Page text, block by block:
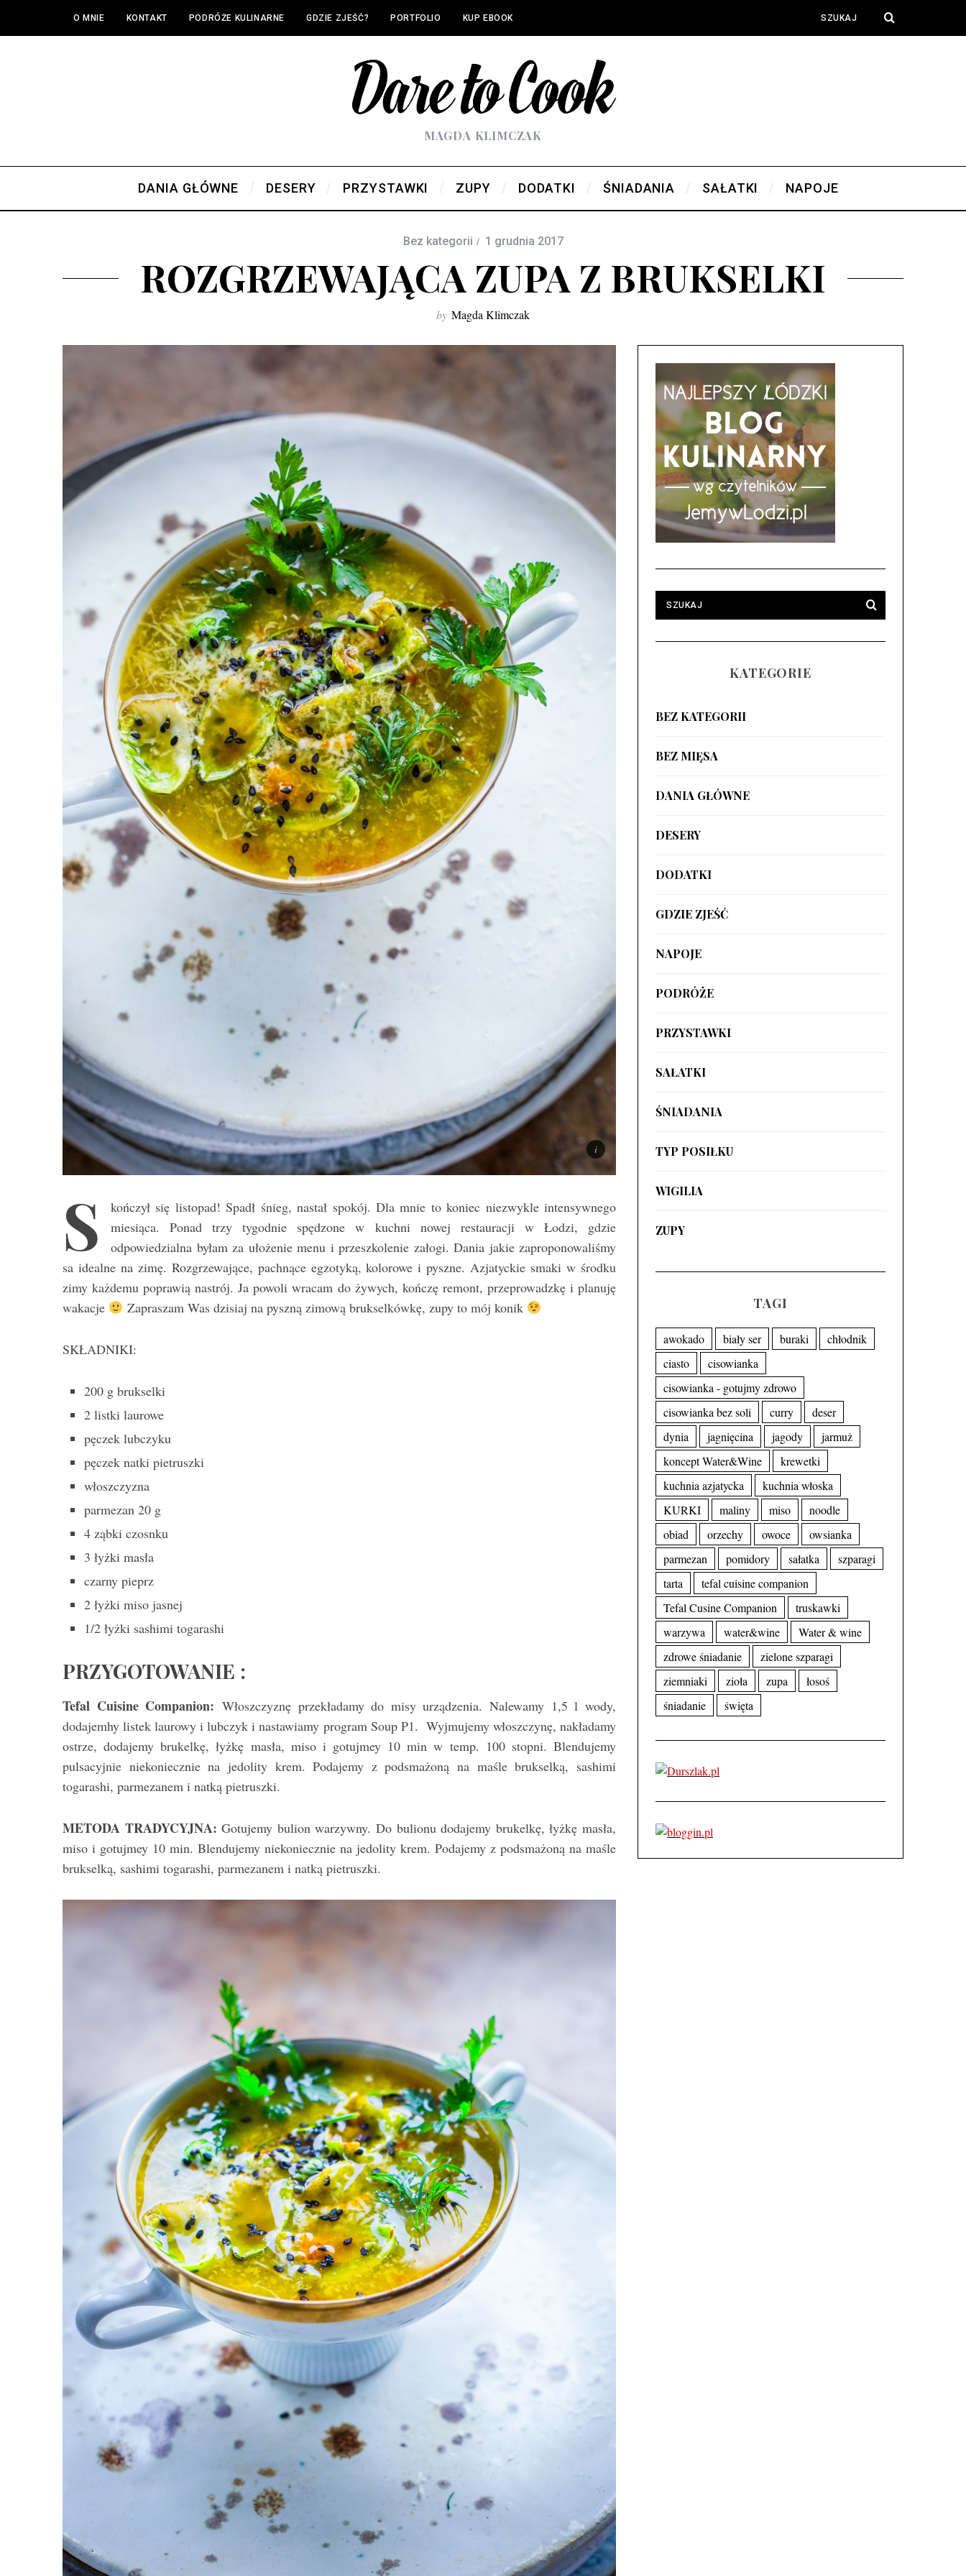
O MNIE KONTAKT PODRÓŻE KULINARNE GDZIE ZJEŚĆ? PORTFOLIO KUP EBOOK
MAGDA KLIMCZAK
DANIA GŁÓWNE DESERY PRZYSTAWKI ZUPY DODATKI ŚNIADANIA SAŁATKI NAPOJE
Bez kategorii 1 grudnia 2017
ROZGRZEWAJĄCA ZUPA Z BRUKSELKI
by Magda Klimczak
S
kończył się listopad! Spadł śnieg, nastał spokój. Dla mnie to koniec niezwykle intensywnego
miesiąca. Ponad trzy tygodnie spędzone w kuchni nowej restauracji w Łodzi, gdzie
odpowiedzialna byłam za ułożenie menu i przeszkolenie załogi. Dania jakie zaproponowaliśmy
sa idealne na zimę. Rozgrzewające, pachnące egzotyką, kolorowe i pyszne. Azjatyckie smaki w środku
zimy każdemu poprawią nastrój. Ja powoli wracam do żywych, kończę remont, przeprowadzkę i planuję
wakacje
Zapraszam Was dzisiaj na pyszną zimową brukselkówkę, zupy to mój konik
SKŁADNIKI:
200 g brukselki
2 listki laurowe
pęczek lubczyku
pęczek natki pietruszki
włoszczyzna
parmezan 20 g
4 ząbki czosnku
3 łyżki masła
czarny pieprz
2 łyżki miso jasnej
1/2 łyżki sashimi togarashi
PRZYGOTOWANIE :
Tefal Cuisine Companion: Włoszczyznę przekładamy do misy urządzenia. Nalewamy 1,5 l wody,
dodajemhy listek laurowy i lubczyk i nastawiamy program Soup P1. Wyjmujemy włoszczynę, nakładamy
ostrze, dodajemy brukelkę, łyżkę masła, miso i gotujmey 10 min w temp. 100 stopni. Blendujemy
pulsacyjnie niekoniecznie na jedolity krem. Podajemy z podsmażoną na maśle brukselką, sashimi
togarashi, parmezanem i natką pietruszki.
METODA TRADYCYJNA:Gotujemy bulion warzywny. Do bulionu dodajemy brukelkę, łyżkę masła,
miso i gotujmey 10 min. Blendujemy niekoniecznie na jedolity krem. Podajemy z podsmażoną na maśle
brukselką, sashimi togarashi, parmezanem i natką pietruszki.
KATEGORIE
BEZ KATEGORII
BEZ MIĘSA
DANIA GŁÓWNE
DESERY
DODATKI
GDZIE ZJEŚĆ
NAPOJE
PODRÓŻE
PRZYSTAWKI
SAŁATKI
ŚNIADANIA
TYP POSIŁKU
WIGILIA
ZUPY
TAGI
awokado biały ser buraki
chłodnik
ciasto
cisowianka
cisowianka - gotujmy zdrowo
cisowianka bez soli
curry
deser
dynia
jagnięcina jagody
jarmuż
koncept Water&Wine
krewetki
kuchnia azjatycka
kuchnia włoska
KURKI
maliny miso
noodle
obiad
orzechy owoce
owsianka
parmezan
pomidory sałatka
szparagi
tarta
tefal cuisine companion
Tefal Cusine Companion
truskawki
warzywa
water&wine
Water & wine
zdrowe śniadanie
zielone szparagi
ziemniaki
zioła zupa
łosoś
śniadanie
święta